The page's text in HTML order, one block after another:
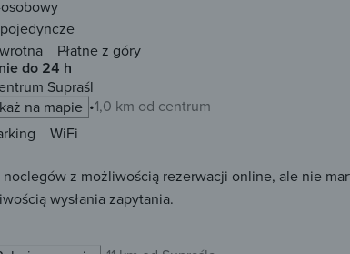
pojedyncze
Płatne z góry
do 24 h
Supraśl
na mapie
1,0 km od centrum
WiFi
z możliwością rezerwacji online, ale nie
wysłania zapytania.